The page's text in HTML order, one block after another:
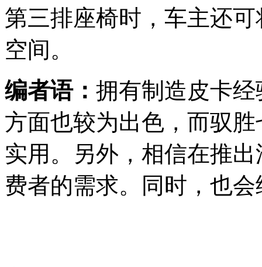
第三排座椅时，车主还
空间。
编者语： 拥有制造皮卡
方面也较为出色，而驭
实用。另外，相信在推
费者的需求。同时，也